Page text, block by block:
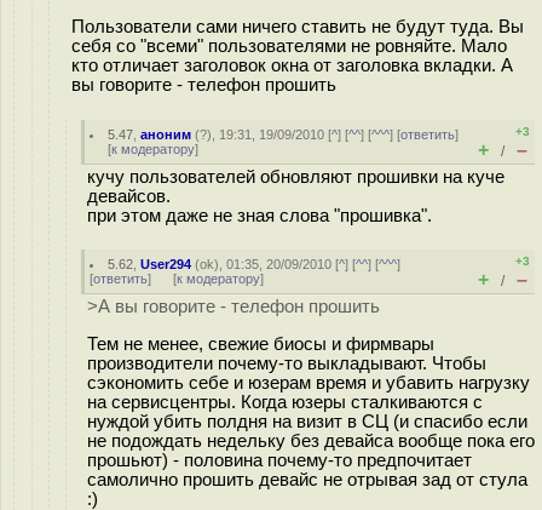
Пользователи сами ничего ставить не будут туда. Вы
себя со "всеми" пользователями не ровняйте. Мало
кто отличает заголовок окна от заголовка вкладки. А
вы говорите - телефон прошить
5.47 ,аноним (?), 19:31, 19/09/2010 [^] [^^] [^^^] [ответить]
[к модератору]
+3
+ / –
кучу пользователей обновляют прошивки на куче
девайсов.
при этом даже не зная слова "прошивка".
5.62 ,User294 (ok), 01:35, 20/09/2010 [^] [^^] [^^^]
[ответить] [к модератору]
+3
+ / –
>А вы говорите - телефон прошить
Тем не менее, свежие биосы и фирмвары
производители почему-то выкладывают. Чтобы
сэкономить себе и юзерам время и убавить нагрузку
на сервисцентры. Когда юзеры сталкиваются с
нуждой убить полдня на визит в СЦ (и спасибо если
не подождать недельку без девайса вообще пока его
прошьют) - половина почему-то предпочитает
самолично прошить девайс не отрывая зад от стула
:)